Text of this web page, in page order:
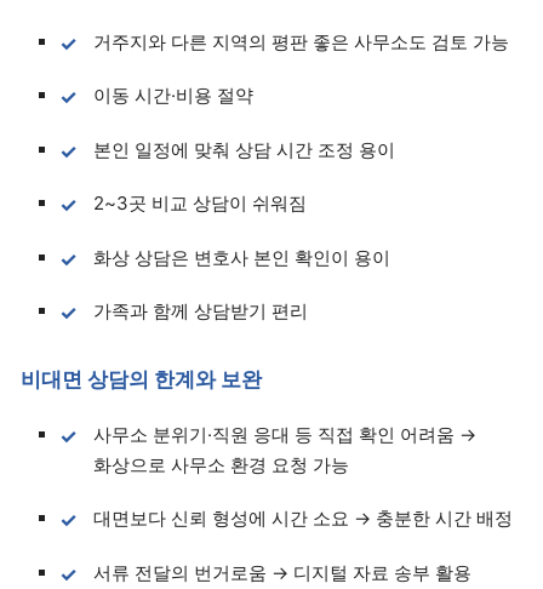
거주지와 다른 지역의 평판 좋은 사무소도 검토 가능
이동 시간·비용 절약
본인 일정에 맞춰 상담 시간 조정 용이
2~3곳 비교 상담이 쉬워짐
화상 상담은 변호사 본인 확인이 용이
가족과 함께 상담받기 편리
비대면 상담의 한계와 보완
사무소 분위기·직원 응대 등 직접 확인 어려움 →
화상으로 사무소 환경 요청 가능
대면보다 신뢰 형성에 시간 소요 → 충분한 시간 배정
서류 전달의 번거로움 → 디지털 자료 송부 활용